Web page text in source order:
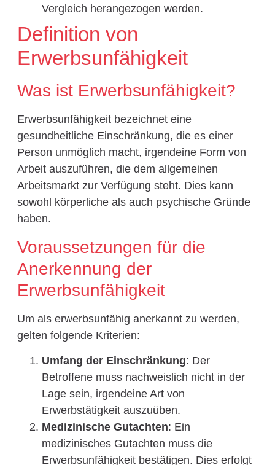
Vergleich herangezogen werden.
Definition von
Erwerbsunfähigkeit
Was ist Erwerbsunfähigkeit?
Erwerbsunfähigkeit bezeichnet eine
gesundheitliche Einschränkung, die es einer
Person unmöglich macht, irgendeine Form von
Arbeit auszuführen, die dem allgemeinen
Arbeitsmarkt zur Verfügung steht. Dies kann
sowohl körperliche als auch psychische Gründe
haben.
Voraussetzungen für die
Anerkennung der
Erwerbsunfähigkeit
Um als erwerbsunfähig anerkannt zu werden,
gelten folgende Kriterien:
Umfang der Einschränkung: Der
Betroffene muss nachweislich nicht in der
Lage sein, irgendeine Art von
Erwerbstätigkeit auszuüben.
Medizinische Gutachten: Ein
medizinisches Gutachten muss die
Erwerbsunfähigkeit bestätigen. Dies erfolgt